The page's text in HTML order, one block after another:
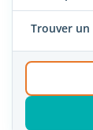
Trouver